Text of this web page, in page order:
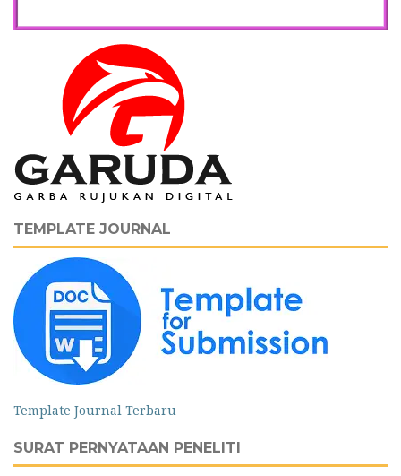
TEMPLATE JOURNAL
Template Journal Terbaru
SURAT PERNYATAAN PENELITI